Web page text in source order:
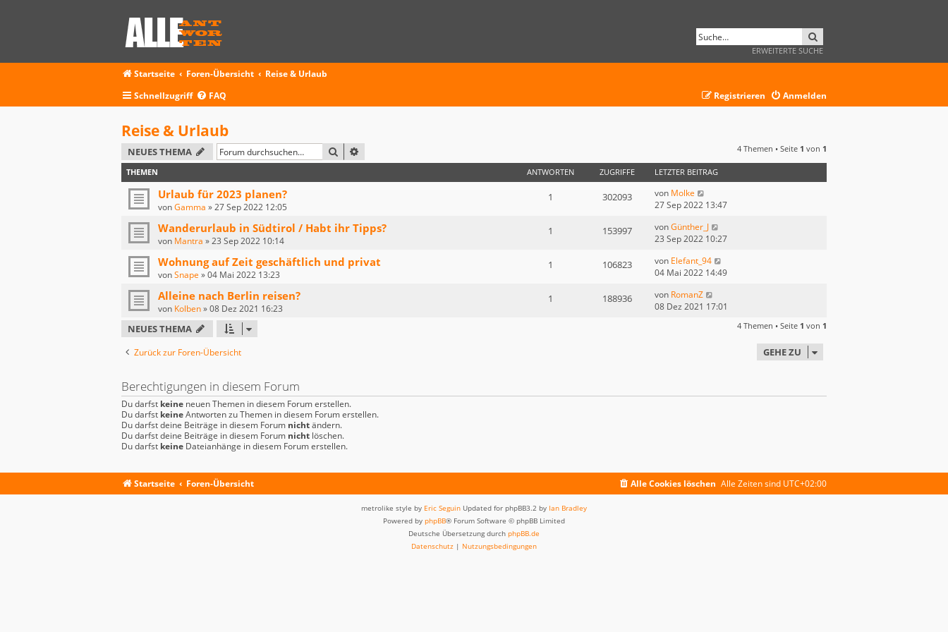
ERWEITERTE SUCHE
Startseite Foren-Übersicht
Reise & Urlaub
Schnellzugriff
FAQ Anmelden
Registrieren
Reise & Urlaub
NEUES THEMA SUCHE 4 Themen • Seite 1 von 1
THEMEN ANTWORTEN ZUGRIFFE LETZTER BEITRAG
Urlaub für 2023 planen?
vonGamma »27 Sep 2022 12:05
1 302093 von Molke
27 Sep 2022 13:47
Wanderurlaub in Südtirol / Habt ihr Tipps?
von Mantra »23 Sep 2022 10:14
1 153997 vonGünther_J
23 Sep 2022 10:27
Wohnung auf Zeit geschäftlich und privat
vonSnape »04 Mai 2022 13:23
1 106823 von Elefant_94
04 Mai 2022 14:49
Alleine nach Berlin reisen?
von Kolben»08 Dez 2021 16:23
1 188936 von RomanZ
08 Dez 2021 17:01
NEUES THEMA 4 Themen • Seite 1 von 1
Zurück zur Foren-Übersicht GEHE ZU
Berechtigungen in diesem Forum
Du darfst keine neuen Themen in diesem Forum erstellen.
Du darfst keineAntworten zu Themen in diesem Forum erstellen.
Du darfst deine Beiträge in diesem Forum nichtändern.
Du darfst deine Beiträge in diesem Forum nicht löschen.
Du darfst keine Dateianhänge in diesem Forum erstellen.
Startseite Foren-Übersicht Alle Zeiten sind UTC+02:00
Alle Cookies löschen
metrolike style by Eric Seguin Updated for phpBB3.2 by Ian Bradley
Powered by phpBB® Forum Software © phpBB Limited
Deutsche Übersetzung durch phpBB.de
Datenschutz | Nutzungsbedingungen